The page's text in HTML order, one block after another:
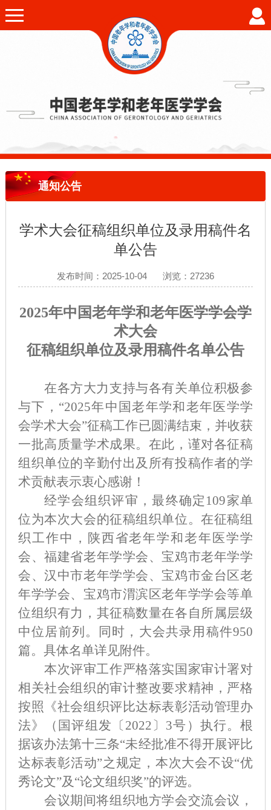
通知公告
学术大会征稿组织单位及录用稿件名
单公告
发布时间：2025-10-04 浏览：27236
2025年中国老年学和老年医学学会学
术大会
征稿组织单位及录用稿件名单公告
在各方大力支持与各有关单位积极参
与下， “2025年中国老年学和老年医学学
会学术大会”征稿工作已圆满结束，并收获
一批高质量学术成果。在此，谨对各征稿
组织单位的辛勤付出及所有投稿作者的学
术贡献表示衷心感谢！
经学会组织评审，最终确定 109家单
位为本次大会的征稿组织单位。在征稿组
织工作中，陕西省老年学和老年医学学
会、福建省老年学学会、宝鸡市老年学学
会、汉中市老年学学会、宝鸡市金台区老
年学学会、宝鸡市渭滨区老年学学会等单
位组织有力，其征稿数量在各自所属层级
中位居前列。同时，大会共录用稿件950
篇。具体名单详见附件。
本次评审工作严格落实国家审计署对
相关社会组织的审计整改要求精神，严格
按照《社会组织评比达标表彰活动管理办
法》（国评组发〔 2022〕3号）执行。根
据该办法第十三条“未经批准不得开展评比
达标表彰活动”之规定，本次大会不设“优
秀论文”及“论文组织奖”的评选。
会议期间将组织地方学会交流会议，